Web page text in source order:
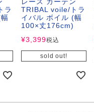
ラ
TRIBAL voile/トラ
イバル ボイル (幅
100×丈176cm)
¥3,399税込
sold out!